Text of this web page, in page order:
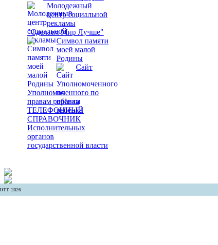
Молодежный
центр социальной
рекламы
"Сделаем Мир Лучше"
Символ памяти
моей малой
Родины
Сайт
Уполномоченного по
правам ребёнка
ТЕЛЕФОННЫЙ
СПРАВОЧНИК
Исполнительных
органов
государственной власти
2026